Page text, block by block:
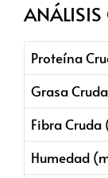
Proteína
Grasa
Fibra Cruda
Humedad